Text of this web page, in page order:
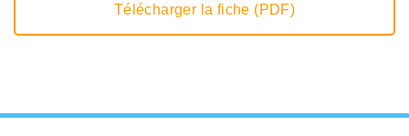
Télécharger la fiche (PDF)